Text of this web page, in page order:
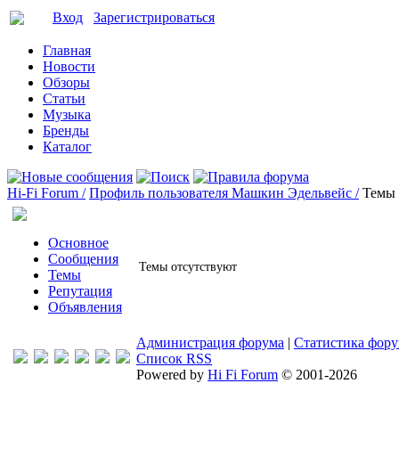
Вход Зарегистрироваться
Главная
Новости
Обзоры
Статьи
Музыка
Бренды
Каталог
Hi-Fi Forum / Профиль пользователя Машкин Эдельвейс / Темы
Основное
Сообщения
Темы
Репутация
Объявления
Темы отсутствуют
Администрация форума | Статистика
Список RSS
Powered by Hi Fi Forum © 2001-2026